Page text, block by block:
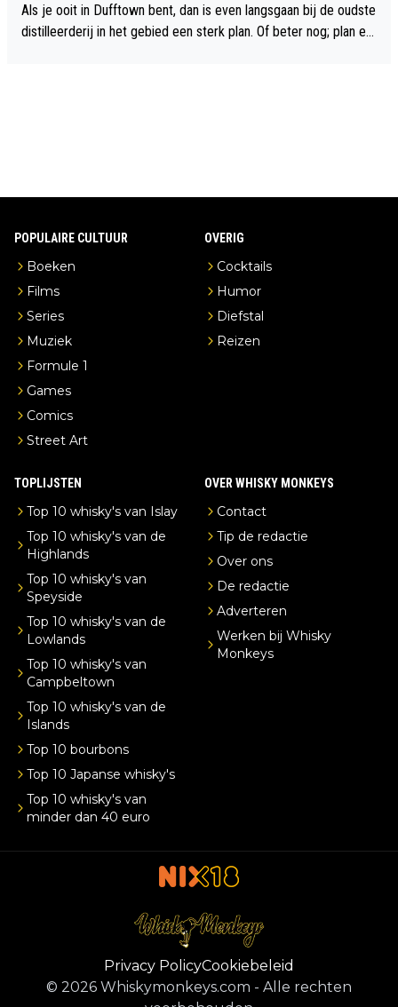
Als je ooit in Dufftown bent, dan is even langsgaan bij de oudste
distilleerderij in het gebied een sterk plan. Of beter nog; plan ee
POPULAIRE CULTUUR
Boeken
Films
Series
Muziek
Formule 1
Games
Comics
Street Art
OVERIG
Cocktails
Humor
Diefstal
Reizen
TOPLIJSTEN
Top 10 whisky's van Islay
Top 10 whisky's van de
Highlands
Top 10 whisky's van
Speyside
Top 10 whisky's van de
Lowlands
Top 10 whisky's van
Campbeltown
Top 10 whisky's van de
Islands
Top 10 bourbons
Top 10 Japanse whisky's
Top 10 whisky's van
minder dan 40 euro
OVER WHISKY MONKEYS
Contact
Tip de redactie
Over ons
De redactie
Adverteren
Werken bij Whisky
Monkeys
Privacy PolicyCookiebeleid
© 2026 Whiskymonkeys.com - Alle rechten